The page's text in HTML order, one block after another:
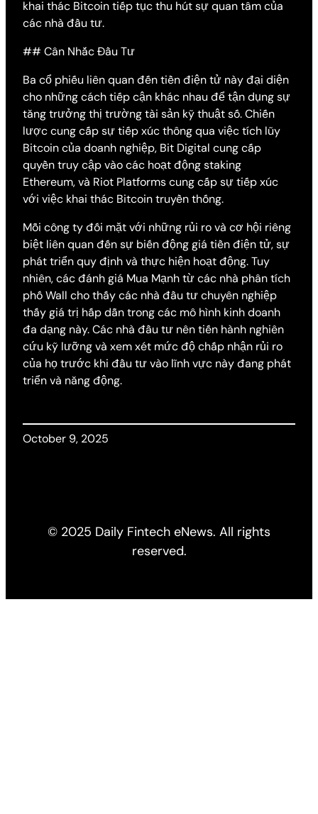
khai thác Bitcoin tiếp tục thu hút sự quan tâm của
các nhà đầu tư.
## Cân Nhắc Đầu Tư
Ba cổ phiếu liên quan đến tiền điện tử này đại diện
cho những cách tiếp cận khác nhau để tận dụng sự
tăng trưởng thị trường tài sản kỹ thuật số. Chiến
lược cung cấp sự tiếp xúc thông qua việc tích lũy
Bitcoin của doanh nghiệp, Bit Digital cung cấp
quyền truy cập vào các hoạt động staking
Ethereum, và Riot Platforms cung cấp sự tiếp xúc
với việc khai thác Bitcoin truyền thống.
Mỗi công ty đối mặt với những rủi ro và cơ hội riêng
biệt liên quan đến sự biến động giá tiền điện tử, sự
phát triển quy định và thực hiện hoạt động. Tuy
nhiên, các đánh giá Mua Mạnh từ các nhà phân tích
phố Wall cho thấy các nhà đầu tư chuyên nghiệp
thấy giá trị hấp dẫn trong các mô hình kinh doanh
đa dạng này. Các nhà đầu tư nên tiến hành nghiên
cứu kỹ lưỡng và xem xét mức độ chấp nhận rủi ro
của họ trước khi đầu tư vào lĩnh vực này đang phát
triển và năng động.
October 9, 2025
© 2025 Daily Fintech eNews. All rights
reserved.